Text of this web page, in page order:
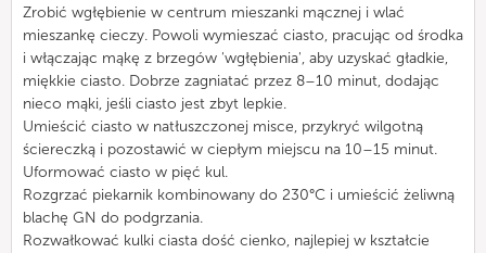
Zrobić wgłębienie w centrum mieszanki mącznej i wlać
mieszankę cieczy. Powoli wymieszać ciasto, pracując od środka
i włączając mąkę z brzegów 'wgłębienia', aby uzyskać gładkie,
miękkie ciasto. Dobrze zagniatać przez 8–10 minut, dodając
nieco mąki, jeśli ciasto jest zbyt lepkie.
Umieścić ciasto w natłuszczonej misce, przykryć wilgotną
ściereczką i pozostawić w ciepłym miejscu na 10–15 minut.
Uformować ciasto w pięć kul.
Rozgrzać piekarnik kombinowany do 230°C i umieścić żeliwną
blachę GN do podgrzania.
Rozwałkować kulki ciasta dość cienko, najlepiej w kształcie